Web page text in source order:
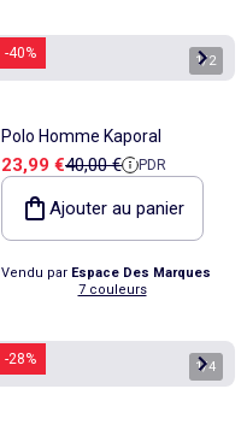
-40% 1/2
Polo Homme Kaporal
Prix de vente
23,99 €Prix de référence
40,00 € PDR
Ajouter au panier
Vendu par Espace Des Marques
7 couleurs
-28% 1/4